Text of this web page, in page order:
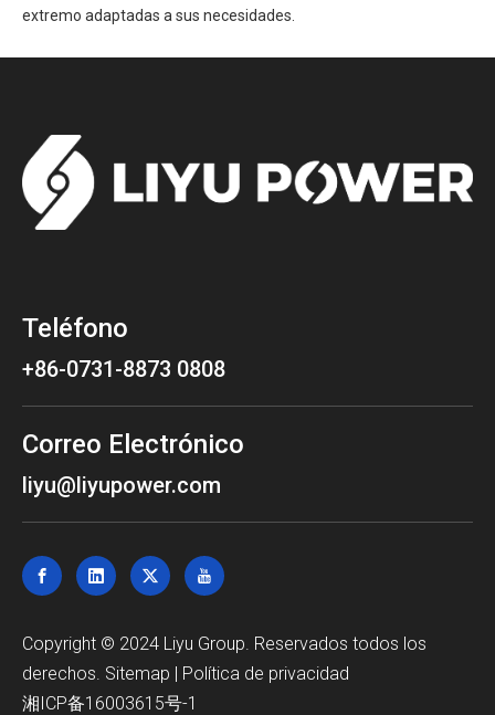
extremo adaptadas a sus necesidades.
Teléfono
+86-0731-8873 0808
Correo Electrónico
liyu@liyupower.com
Copyright © 2024 Liyu Group. Reservados todos los
derechos. Sitemap | Política de privacidad
湘ICP备16003615号-1